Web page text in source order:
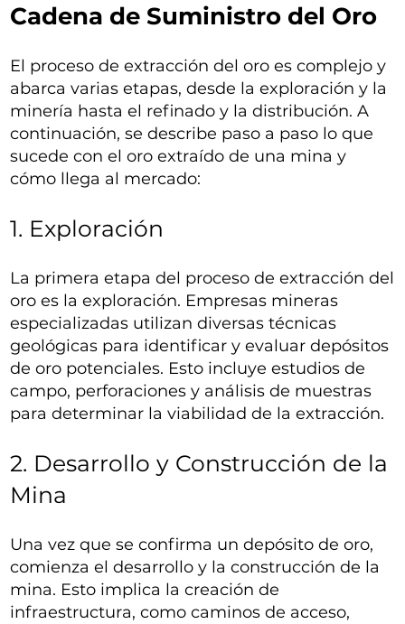
Cadena de Suministro del Oro
El proceso de extracción del oro es complejo y
abarca varias etapas, desde la exploración y la
minería hasta el refinado y la distribución. A
continuación, se describe paso a paso lo que
sucede con el oro extraído de una mina y
cómo llega al mercado:
1. Exploración
La primera etapa del proceso de extracción del
oro es la exploración. Empresas mineras
especializadas utilizan diversas técnicas
geológicas para identificar y evaluar depósitos
de oro potenciales. Esto incluye estudios de
campo, perforaciones y análisis de muestras
para determinar la viabilidad de la extracción.
2. Desarrollo y Construcción de la
Mina
Una vez que se confirma un depósito de oro,
comienza el desarrollo y la construcción de la
mina. Esto implica la creación de
infraestructura, como caminos de acceso,